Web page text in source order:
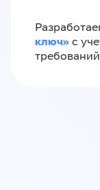
ключ»‎ с